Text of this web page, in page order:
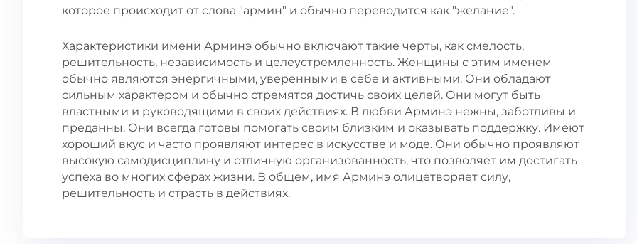
которое происходит от слова "армин" и обычно переводится как "желание".
Характеристики имени Арминэ обычно включают такие черты, как смелость,
решительность, независимость и целеустремленность. Женщины с этим именем
обычно являются энергичными, уверенными в себе и активными. Они обладают
сильным характером и обычно стремятся достичь своих целей. Они могут быть
властными и руководящими в своих действиях. В любви Арминэ нежны, заботливы и
преданны. Они всегда готовы помогать своим близким и оказывать поддержку. Имеют
хороший вкус и часто проявляют интерес в искусстве и моде. Они обычно проявляют
высокую самодисциплину и отличную организованность, что позволяет им достигать
успеха во многих сферах жизни. В общем, имя Арминэ олицетворяет силу,
решительность и страсть в действиях.